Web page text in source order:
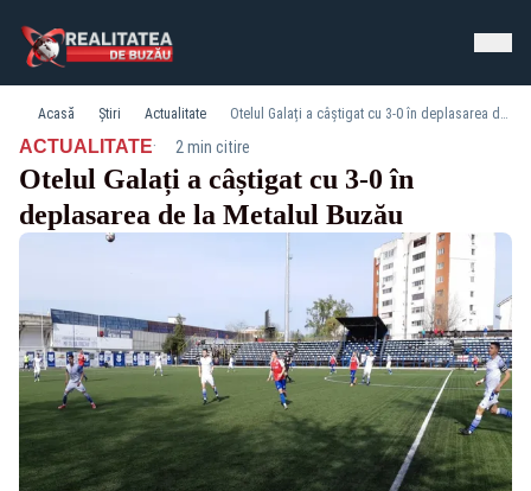
Acasă Știri Actualitate Otelul Galați a câștigat cu 3-0 în deplasarea de la Metalul Buzău
ACTUALITATE· 2 min citire
Otelul Galați a câștigat cu 3-0 în
deplasarea de la Metalul Buzău